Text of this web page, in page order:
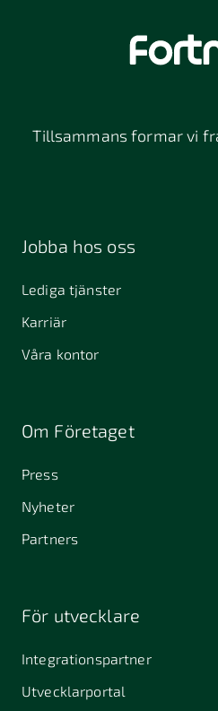
Tillsammans formar vi
Jobba hos oss
Lediga tjänster
Karriär
Våra kontor
Om Företaget
Press
Nyheter
Partners
För utvecklare
Integrationspartner
Utvecklarportal